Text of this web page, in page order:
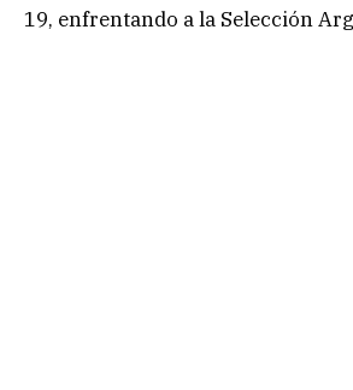
19, enfrentando a la Selección